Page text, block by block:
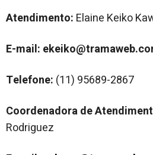
Atendimento: Elaine Keiko
E-mail:
Telefone: (11) 95689-2867
Coordenadora de
Rodriguez